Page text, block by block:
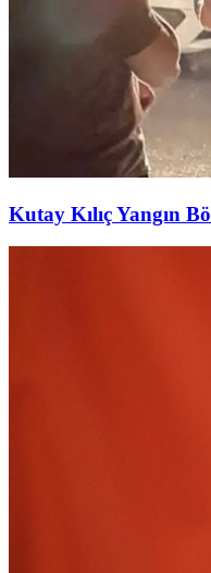
Kutay Kılıç Yangın